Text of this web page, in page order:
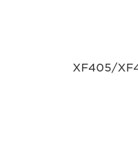
XF405/